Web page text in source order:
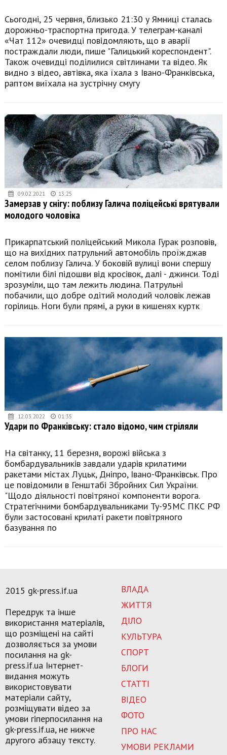
Сьогодні, 25 червня, близько 21:30 у Ямниці сталась
дорожньо-траспортна пригода. У телеграм-каналі
«Чат 112» очевидці повідомляють, що в аварії
постраждали люди, пише "Галицький кореспондент".
Також очевидці поділилися світлинами та відео. Як
видно з відео, автівка, яка їхала з Івано-Франківська,
раптом виїхала на зустрічну смугу
09.02.2021 13:25
Замерзав у снігу: поблизу Галича поліцейські врятували
молодого чоловіка
Прикарпатський поліцейський Микола Гурак розповів,
що на вихідних патрульний автомобіль проїжджав
селом поблизу Галича. У боковій вулиці вони спершу
помітили білі підошви від кросівок, далі - джинси. Тоді
зрозуміли, що там лежить людина. Патрульні
побачили, що добре одітий молодий чоловік лежав
горілиць. Ноги були прямі, а руки в кишенях куртк
12.03.2022 01:35
Удари по Франківську: стало відомо, чим стріляли
На світанку, 11 березня, ворожі війська з
бомбардувальників завдали ударів крилатими
ракетами містах Луцьк, Дніпро, Івано-Франківськ. Про
це повідомили в Генштабі Збройних Сил України.
"Щодо діяльності повітряної компоненти ворога.
Стратегічними бомбардувальниками Ту-95МС ПКС РФ
були застосовані крилаті ракети повітряного
базування по
ВЛАДА
ЖИТТЯ
ДІЛО
КУЛЬТУРА
СПОРТ
БЛОГИ
СТАТТІ
ВІДЕО
ФОТО
ПРО НАС
УМОВИ РЕКЛАМИ
2015 gk-press.if.ua
Передрук та інше
використання матеріалів,
що розміщені на сайті
дозволяється за умови
посилання на gk-
press.if.ua Інтернет-
видання можуть
використовувати
матеріали сайту,
розміщувати відео за
умови гіперпосилання на
gk-press.if.ua, не нижче
другого абзацу тексту.